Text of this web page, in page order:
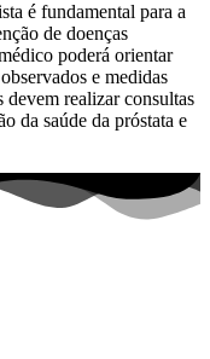
é fundamental para a
de doenças
poderá orientar
e medidas
realizar consultas
da saúde da próstata e